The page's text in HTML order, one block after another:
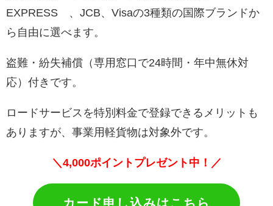
EXPRESS®、JCB、Visaの3種類の国際ブランドか
ら自由に選べます。
盗難・紛失補償（専用窓口で24時間・年中無休対
応）付きです。
ロードサービスを特別料金で登録できるメリットも
ありますが、事業用軽貨物は対象外です。
＼ 4,000ポイントプレゼント中！／
カード申し込みはこちら